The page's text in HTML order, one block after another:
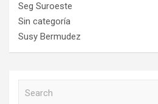
Seg Suroeste
Sin categoría
Susy Bermudez